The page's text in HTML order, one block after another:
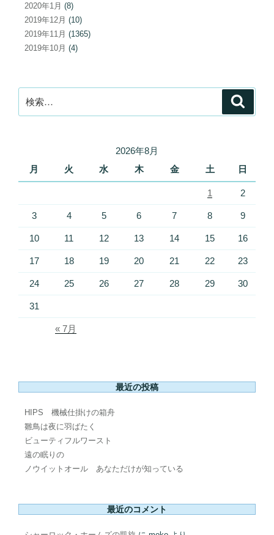
2020年1月 (8)
2019年12月 (10)
2019年11月 (1365)
2019年10月 (4)
索:
2026年8月
月
火 水 木 金 土 日
1 2
3 4 5 6 7 8 9
10 11 12 13 14 15 16
17 18 19 20 21 22 23
24 25 26 27 28 29 30
31
« 7月
最近の投稿
HIPS 機械仕掛けの箱舟
雛鳥は夜に羽ばたく
ビューティフルワースト
遠の眠りの
ノウイットオール あなただけが知っている
最近のコメント